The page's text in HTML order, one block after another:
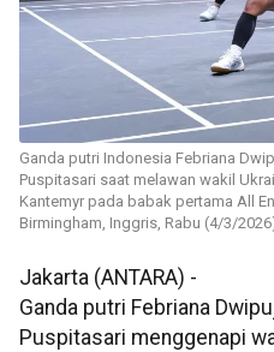
Ganda putri Indonesia Febriana
Puspitasari saat melawan wakil
Kantemyr pada babak pertama All
Birmingham, Inggris, Rabu (4/3/
Jakarta (ANTARA) -
Ganda putri Febriana
Puspitasari menggenapi